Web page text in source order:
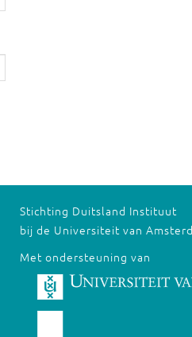
Stichting Duitsland Instituut
bij de Universiteit van
Met ondersteuning van